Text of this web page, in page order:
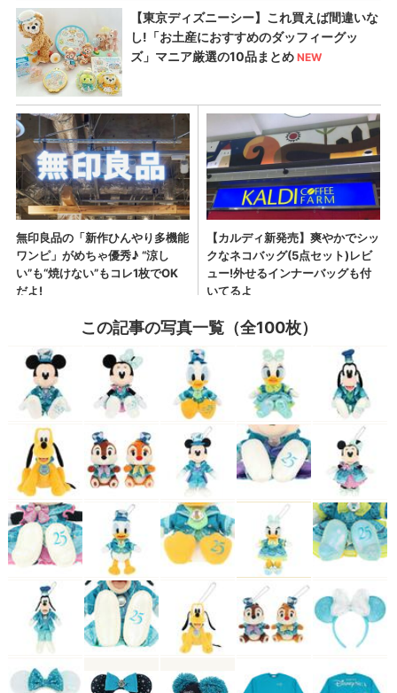
この記事の写真一覧（全100枚）